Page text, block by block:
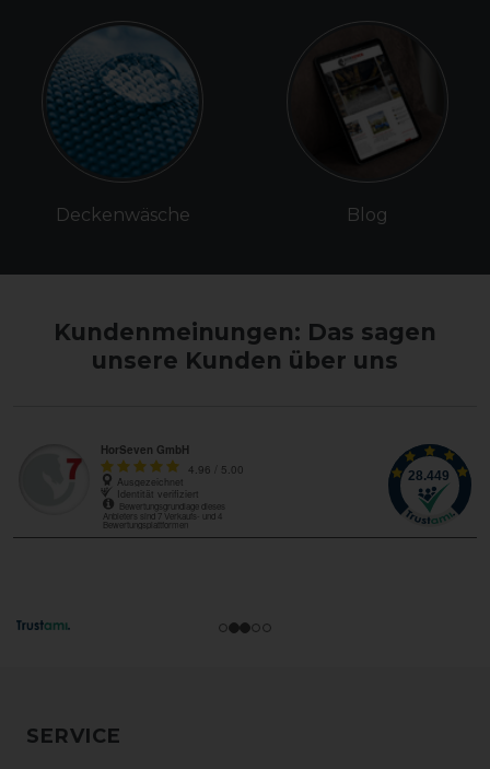
Deckenwäsche Blog
Kundenmeinungen: Das sagen
unsere Kunden über uns
SERVICE